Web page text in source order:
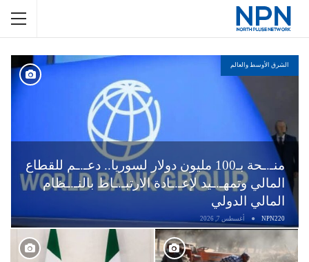
الشرق الأوسط والعالم
منـ.ـحة بـ100 مليون دولار لسوريا.. دعـ.ـم للقطاع
المالي وتمهـ.ـيد لإعـ.ـادة الارتبـ.ـاط بالنـ.ـظام
المالي الدولي
NPN220 أغسطس 7, 2026